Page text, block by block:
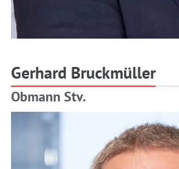
Gerhard Bruckmüller
Obmann Stv.